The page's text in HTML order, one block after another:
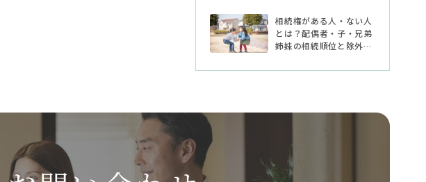
相続権がある人・ない人
とは？配偶者・子・兄弟
姉妹の相続順位と除外さ